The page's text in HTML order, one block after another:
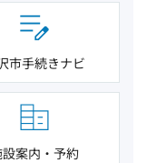
市手続きナビ
案内・予約